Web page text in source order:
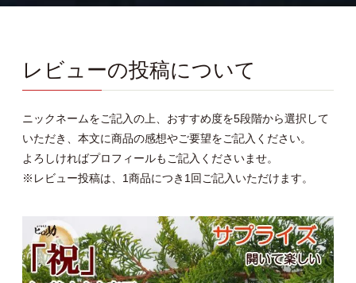
レビューの投稿について
ニックネームをご記入の上、おすすめ度を5段階から選択して
いただき、本文に商品の感想やご要望をご記入ください。
よろしければプロフィールもご記入くださいませ。
※レビュー投稿は、1商品につき1回ご記入いただけます。